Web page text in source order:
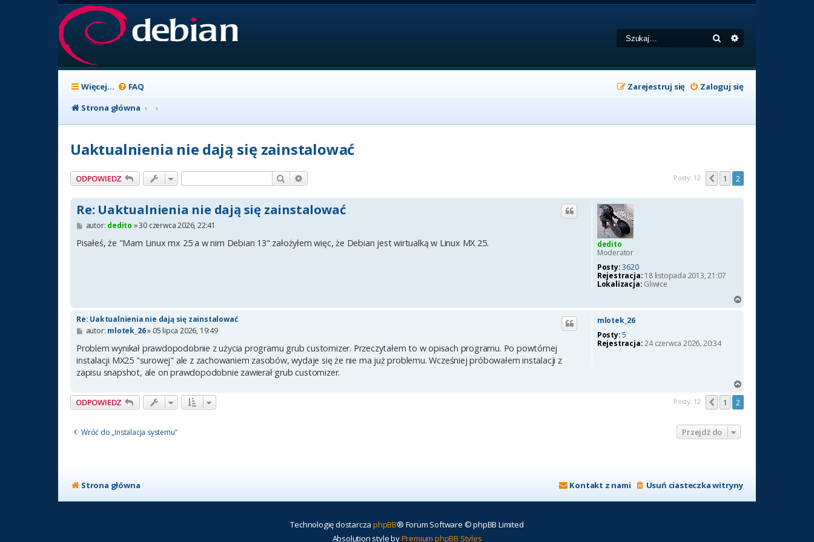
Szukaj
Więcej… FAQ Zaloguj się
Zarejestruj się
Strona główna
Uaktualnienia nie dają się zainstalować
ODPOWIEDZ Szukaj Posty: 12 Poprzednia
1 2
dedito
Moderator
Posty:3620
Rejestracja: 18 listopada 2013, 21:07
Lokalizacja: Gliwice
Re: Uaktualnienia nie dają się zainstalować
P
s
autor: dedito »30 czerwca 2026, 22:41
Pisałeś, że "Mam Linux mx 25 a w nim Debian 13" założyłem więc, że Debian jest wirtualką w Linux MX 25.
mlotek_26
Posty:5
Rejestracja:24 czerwca 2026, 20:34
Re: Uaktualnienia nie dają się zainstalować
P
s
autor: mlotek_26» 05 lipca 2026, 19:49
Problem wynikał prawdopodobnie z użycia programu grub customizer. Przeczytałem to w opisach programu. Po powtórnej
instalacji MX25 "surowej" ale z zachowaniem zasobów, wydaje się że nie ma już problemu. Wcześniej próbowałem instalacji z
zapisu snapshot, ale on prawdopodobnie zawierał grub customizer.
a
ODPOWIEDZ Posty: 12 Poprzednia
1 2
Wróć do „Instalacja systemu” Przejdź do
Strona główna Usuń ciasteczka witryny
Kontakt z nami
Technologię dostarcza phpBB® Forum Software © phpBB Limited
Absolution style byPremium phpBB Styles